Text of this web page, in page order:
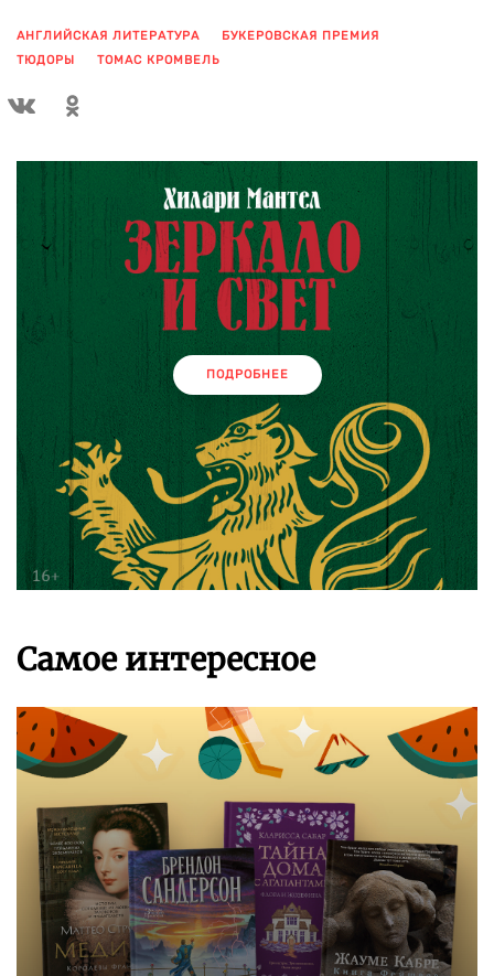
АНГЛИЙСКАЯ ЛИТЕРАТУРА
БУКЕРОВСКАЯ ПРЕМИЯ
ТЮДОРЫ
ТОМАС КРОМВЕЛЬ
ПОДРОБНЕЕ
Самое интересное